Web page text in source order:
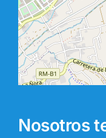
Nosotros